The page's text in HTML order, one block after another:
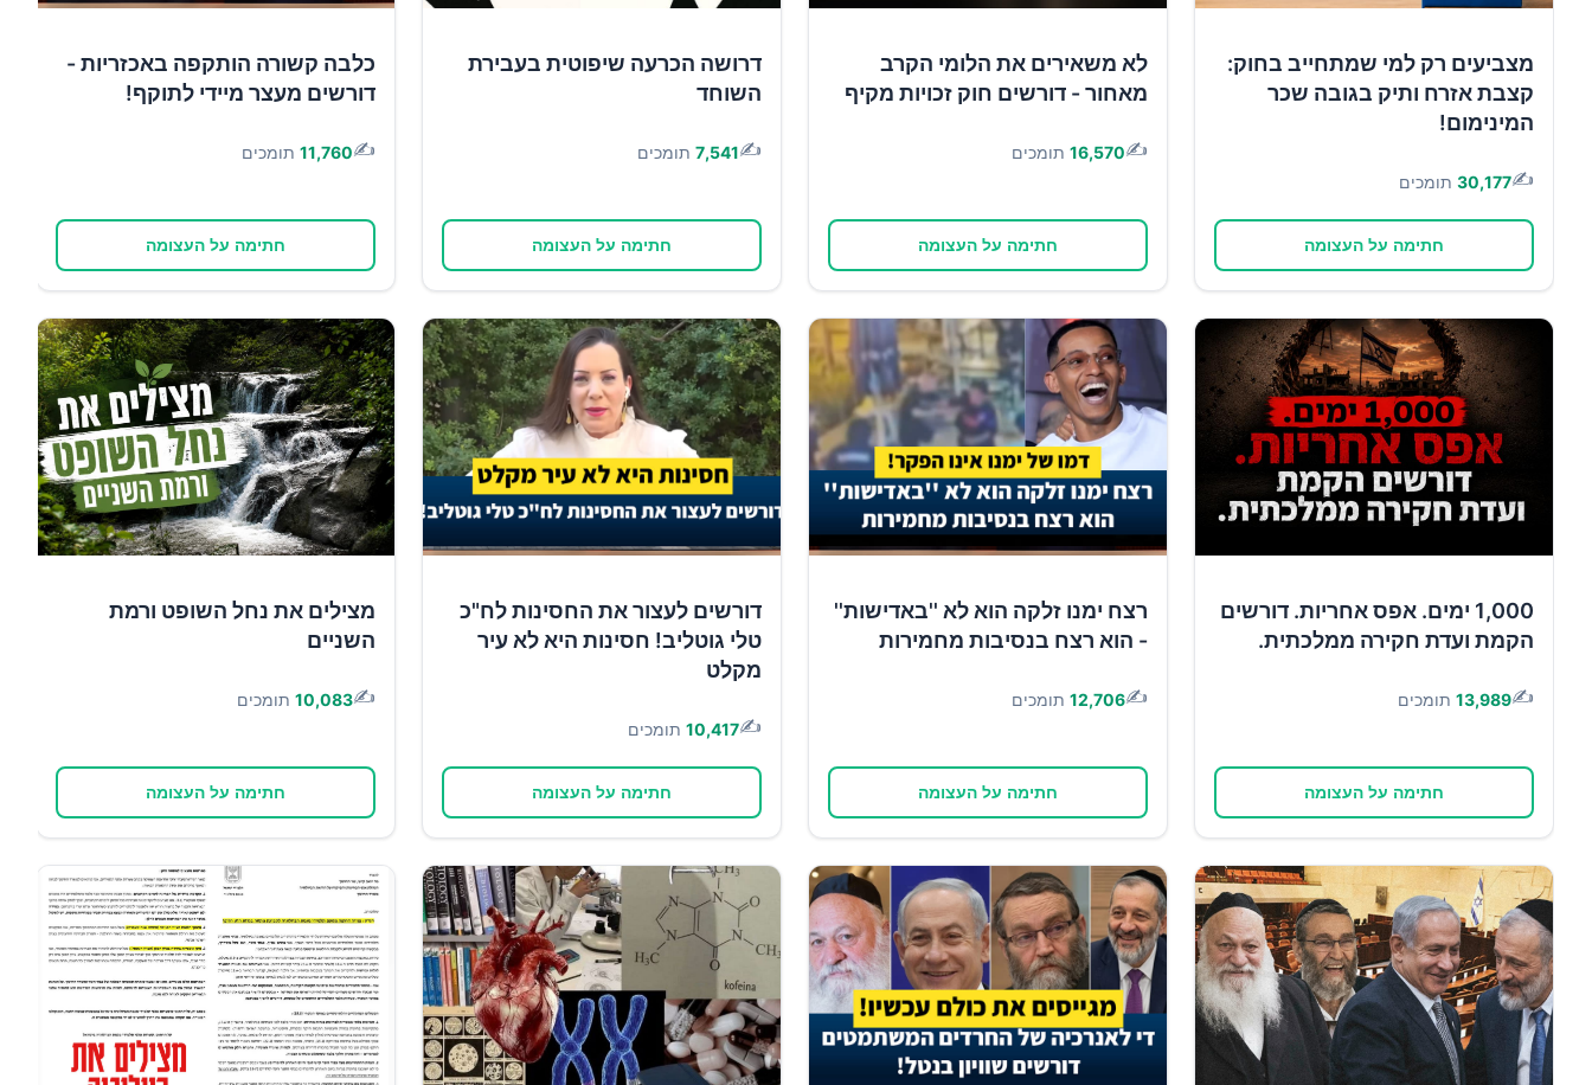
מצביעים רק למי שמתחייב בחוק:
קצבת אזרח ותיק בגובה שכר
המינימום!
✍️
30,177 תומכים
חתימה על העצומה
לא משאירים את הלומי הקרב
מאחור - דורשים חוק זכויות מקיף
✍️
16,570 תומכים
חתימה על העצומה
דרושה הכרעה שיפוטית בעבירת
השוחד
✍️
7,541 תומכים
חתימה על העצומה
כלבה קשורה הותקפה באכזריות -
דורשים מעצר מיידי לתוקף!
✍️
11,760 תומכים
חתימה על העצומה
1,000 ימים. אפס אחריות. דורשים
הקמת ועדת חקירה ממלכתית.
✍️
13,989 תומכים
חתימה על העצומה
רצח ימנו זלקה הוא לא ''באדישות''
- הוא רצח בנסיבות מחמירות
✍️
12,706 תומכים
חתימה על העצומה
דורשים לעצור את החסינות לח"כ
טלי גוטליב! חסינות היא לא עיר
מקלט
✍️
10,417 תומכים
חתימה על העצומה
מצילים את נחל השופט ורמת
השניים
✍️
10,083 תומכים
חתימה על העצומה